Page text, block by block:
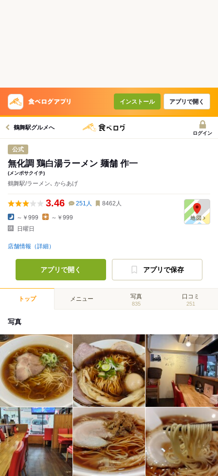
インストール アプリで開く
鶴舞駅グルメへ
ログイン
公式
無化調 鶏白湯ラーメン 麺舗 作一
(メンポサクイチ)
鶴舞駅/ラーメン､ からあげ
3.46 251 人 8462 人
～￥999
～￥999
日曜日
店舗情報（詳細）
アプリで開く アプリで保存
トップ メニュー 写真
835
口コミ
251
写真